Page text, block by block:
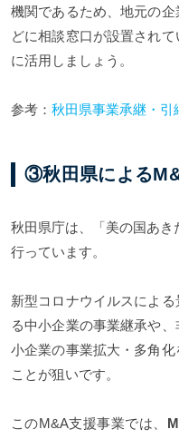
機関であるため、地元の
どに相談窓口が設置され
に活用しましょう。
参考： 秋田県事業承継・引
③秋田県による
秋田県庁は、「美の国あ
行っています。
新型コロナウイルスによ
る中小企業の事業継承や
小企業の事業拡大・多角
ことが狙いです。
このM&A支援事業では、